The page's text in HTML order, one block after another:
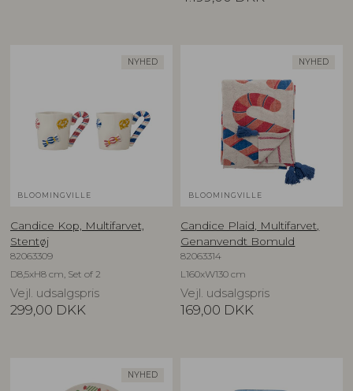
NYHED
BLOOMINGVILLE
Candice Kop, Multifarvet,
Stentøj
82063309
D8,5xH8 cm, Set of 2
Vejl. udsalgspris
299,00 DKK
NYHED
BLOOMINGVILLE
Candice Plaid, Multifarvet,
Genanvendt Bomuld
82063314
L160xW130 cm
Vejl. udsalgspris
169,00 DKK
NYHED